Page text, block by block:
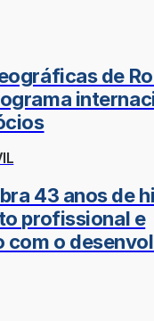
de
43 anos de
profissional e
com o